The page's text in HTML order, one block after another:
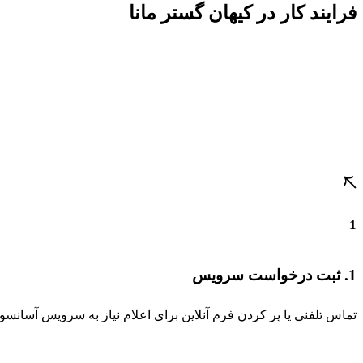
فرایند کار در کیهان گستر مانا
1
1. ثبت درخواست سرویس
تماس تلفنی یا پر کردن فرم آنلاین برای اعلام نیاز به سرویس